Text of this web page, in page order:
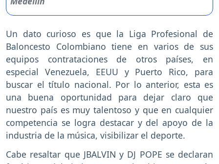
Un dato curioso es que la Liga Profesional de
Baloncesto Colombiano tiene en varios de sus
equipos contrataciones de otros países, en
especial Venezuela, EEUU y Puerto Rico, para
buscar el título nacional. Por lo anterior, esta es
una buena oportunidad para dejar claro que
nuestro país es muy talentoso y que en cualquier
competencia se logra destacar y del apoyo de la
industria de la música, visibilizar el deporte.
Cabe resaltar que JBALVIN y DJ POPE se declaran